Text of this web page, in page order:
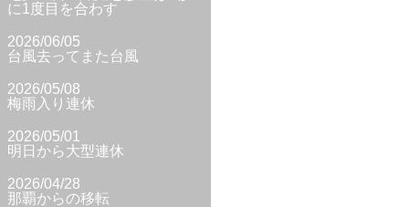
に1度目を合わす
2026/06/05
台風去ってまた台風
2026/05/08
梅雨入り連休
2026/05/01
明日から大型連休
2026/04/28
那覇からの移転